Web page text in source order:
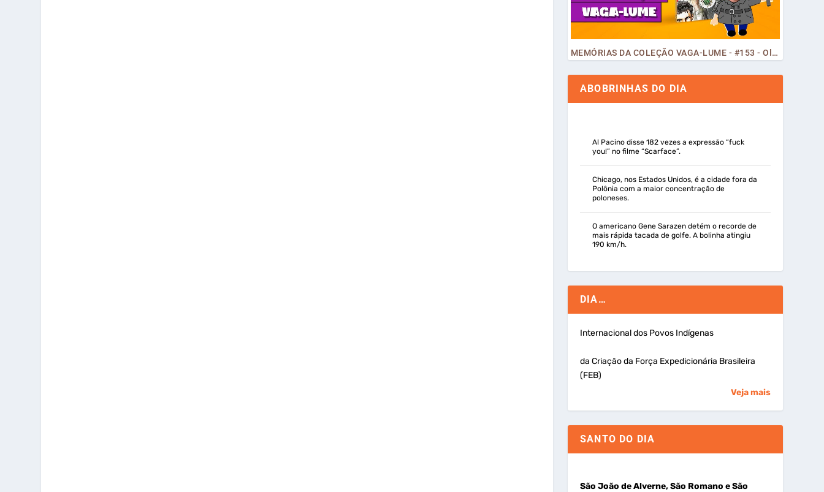
MEMÓRIAS DA COLEÇÃO VAGA-LUME - #153 - Olá, Curiosos! 2023
ABOBRINHAS DO DIA
Al Pacino disse 182 vezes a expressão “fuck
you!” no filme “Scarface”.
Chicago, nos Estados Unidos, é a cidade fora da
Polônia com a maior concentração de
poloneses.
O americano Gene Sarazen detém o recorde de
mais rápida tacada de golfe. A bolinha atingiu
190 km/h.
DIA…
Internacional dos Povos Indígenas
da Criação da Força Expedicionária Brasileira
(FEB)
Veja mais
SANTO DO DIA
São João de Alverne, São Romano e São